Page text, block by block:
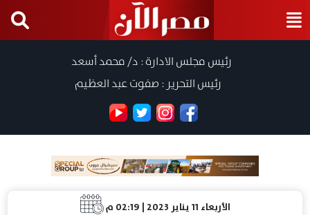
رئيس مجلس الادارة : د/ محمد أسعد
رئيس التحرير : صفوت عبد العظيم
الأربعاء 11 يناير 2023 | 02:19 م